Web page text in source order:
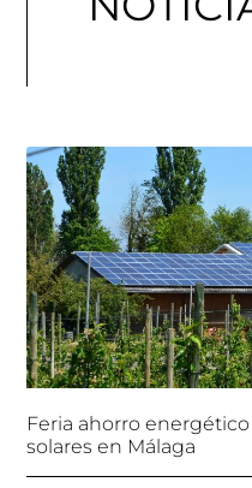
Feria ahorro
solares en Málaga